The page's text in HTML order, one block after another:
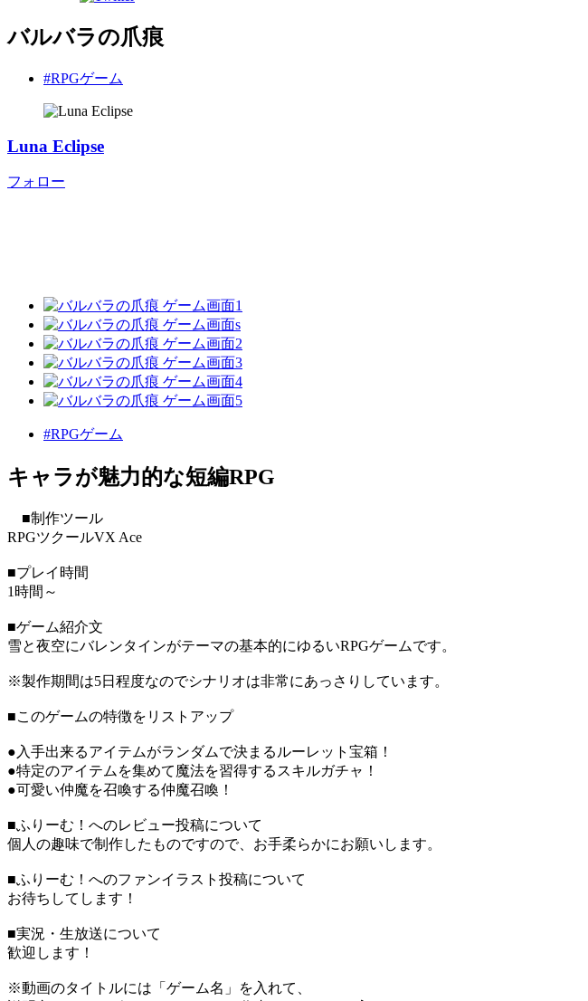
バルバラの爪痕
#RPGゲーム
Luna Eclipse
フォロー
#RPGゲーム
キャラが魅力的な短編RPG
■制作ツール
RPGツクールVX Ace
■プレイ時間
1時間～
■ゲーム紹介文
雪と夜空にバレンタインがテーマの基本的にゆるいRPGゲームです。
※製作期間は5日程度なのでシナリオは非常にあっさりしています。
■このゲームの特徴をリストアップ
●入手出来るアイテムがランダムで決まるルーレット宝箱！
●特定のアイテムを集めて魔法を習得するスキルガチャ！
●可愛い仲魔を召喚する仲魔召喚！
■ふりーむ！へのレビュー投稿について
個人の趣味で制作したものですので、お手柔らかにお願いします。
■ふりーむ！へのファンイラスト投稿について
お待ちしてします！
■実況・生放送について
歓迎します！
※動画のタイトルには「ゲーム名」を入れて、